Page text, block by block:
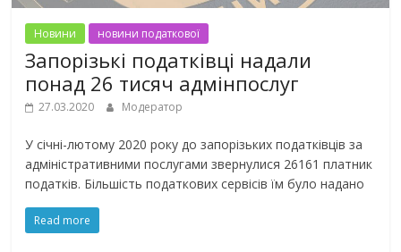
Новини новини податкової
Запорізькі податківці надали
понад 26 тисяч адмінпослуг
27.03.2020 Модератор
У січні-лютому 2020 року до запорізьких податківців за
адміністративними послугами звернулися 26161 платник
податків. Більшість податкових сервісів їм було надано
Read more